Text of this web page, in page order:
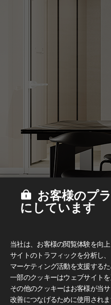
Deco Film
#家具
お客様のプ
にしています
当社は、お客様の閲覧体験を向上
サイトのトラフィックを分析し、
マーケティング活動を支援する
一部のクッキーはウェブサイト
その他のクッキーはお客様が当
改善につなげるために使用されま